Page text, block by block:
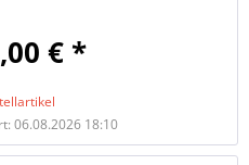
€ *
06.08.2026 18:10